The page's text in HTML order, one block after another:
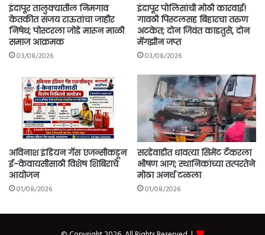
इंदापूर तालुक्यातील निमगाव
केतकीत संजय राऊतांचा जाहीर
निषेध; पोस्टरला जोडे मारून माळी
समाज आक्रमक
03/08/2026
इंदापूर पोलिसांची मोठी कारवाई!
गावठी पिस्टलसह बिहारचा तरुण
अटकेत; दोन जिवंत काडतुसे, दोन
मॅगझीन जप्त
03/08/2026
अविनाश इंडियन गॅस एजन्सीकडून
ई-केवायसीसाठी विशेष शिबिराचे
आयोजन
01/08/2026
सरडेवाडीत धावत्या सिमेंट टँकरला
भीषण आग; स्थानिकांच्या तत्परतेने
मोठा अनर्थ टळला
01/08/2026